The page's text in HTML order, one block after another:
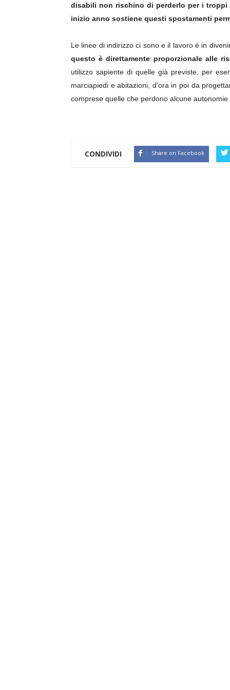
disabili non rischino di perderlo per i troppi
inizio anno sostiene questi spostamenti
Le linee di indirizzo ci sono e il lavoro è in
questo è direttamente proporzionale alle
utilizzo sapiente di quelle già previste, per
marciapiedi e abitazioni, d'ora in poi da
comprese quelle che perdono alcune
CONDIVIDI Share on Facebook